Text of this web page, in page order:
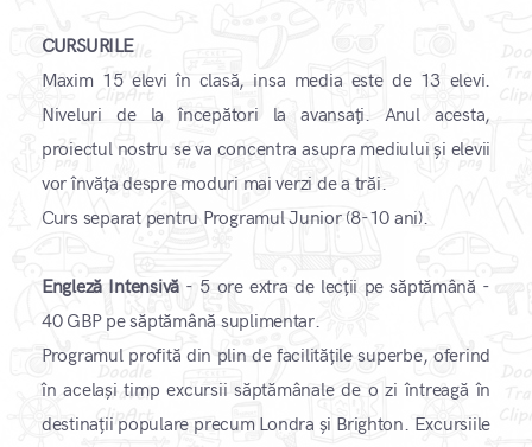
CURSURILE
Maxim 15 elevi în clasă, insa media este de 13 elevi.
Niveluri de la începători la avansați. Anul acesta,
proiectul nostru se va concentra asupra mediului și elevii
vor învăța despre moduri mai verzi de a trăi.
Curs separat pentru Programul Junior (8-10 ani).
Engleză Intensivă - 5 ore extra de lecții pe săptămână -
40 GBP pe săptămână suplimentar.
Programul profită din plin de facilitățile superbe, oferind
în același timp excursii săptămânale de o zi întreagă în
destinații populare precum Londra și Brighton. Excursiile